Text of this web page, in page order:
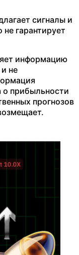
сигналы и
гарантирует
информацию
не
о прибыльности
прогнозов